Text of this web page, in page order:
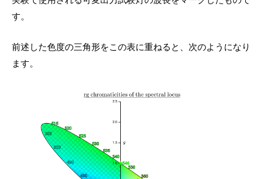
す。
前述した色度の三角形をこの表に重ねると、次のようになり
ます。